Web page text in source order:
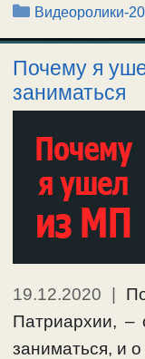
Рубрики
Видеоролики-
Почему я
заниматься
19.12.2020 |
Патриархии,
заниматься, и